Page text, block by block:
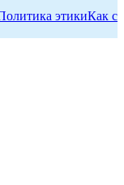
этикиКак с